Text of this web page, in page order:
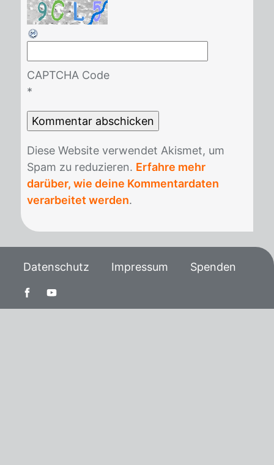
CAPTCHA Code
*
Die­se Web­site ver­wen­det Akis­met, um
Spam zu re­du­zie­ren. Erfahre mehr
darüber, wie deine Kommentardaten
verarbeitet werden.
Datenschutz Impressum Spenden